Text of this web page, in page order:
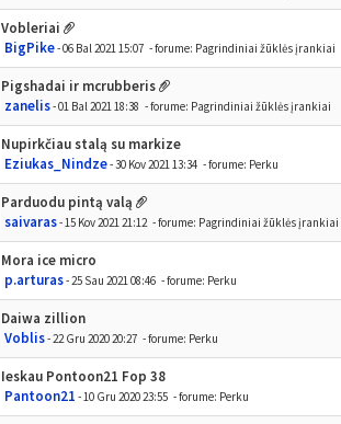
Vobleriai
BigPike- 06 Bal 2021 15:07 - forume: Pagrindiniai žūklės įrankiai
Pigshadai ir mcrubberis
zanelis- 01 Bal 2021 18:38 - forume: Pagrindiniai žūklės įrankiai
Nupirkčiau stalą su markize
Eziukas_Nindze- 30 Kov 2021 13:34 - forume: Perku
Parduodu pintą valą
saivaras- 15 Kov 2021 21:12 - forume: Pagrindiniai žūklės įrankiai
Mora ice micro
p.arturas- 25 Sau 2021 08:46 - forume: Perku
Daiwa zillion
Voblis- 22 Gru 2020 20:27 - forume: Perku
Ieskau Pontoon21 Fop 38
Pantoon21 - 10 Gru 2020 23:55 - forume: Perku